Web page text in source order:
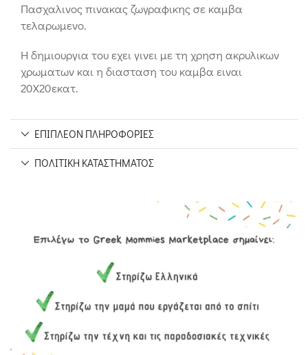
Πασχαλινος πινακας ζωγραφικης σε καμβα
τελαρωμενο.
Η δημιουργια του εχει γινει με τη χρηση ακρυλικων
χρωματων και η διασταση του καμβα ειναι
20Χ20εκατ.
ΕΠΙΠΛΈΟΝ ΠΛΗΡΟΦΟΡΊΕΣ
ΠΟΛΙΤΙΚΉ ΚΑΤΑΣΤΉΜΑΤΟΣ